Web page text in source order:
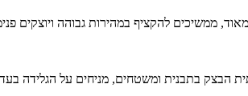
ממשיכים להקציף במהירות גבוהה
הבצק בתבנית ומשטחים, מניחים על הגלידה